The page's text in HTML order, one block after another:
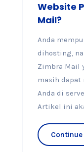
Website
Mail?
Anda
dihosting,
Zimbra Mail
masih dapat
Anda di
Artikel ini